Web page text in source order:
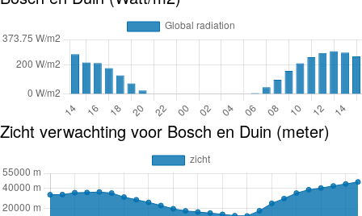
Zicht verwachting voor Bosch en Duin (meter)